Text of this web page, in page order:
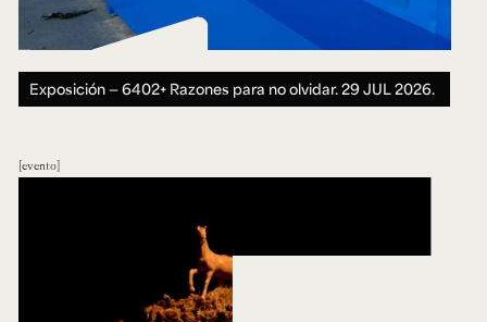
Exposición — 6402+ Razones para no olvidar.29 JUL 2026.
evento